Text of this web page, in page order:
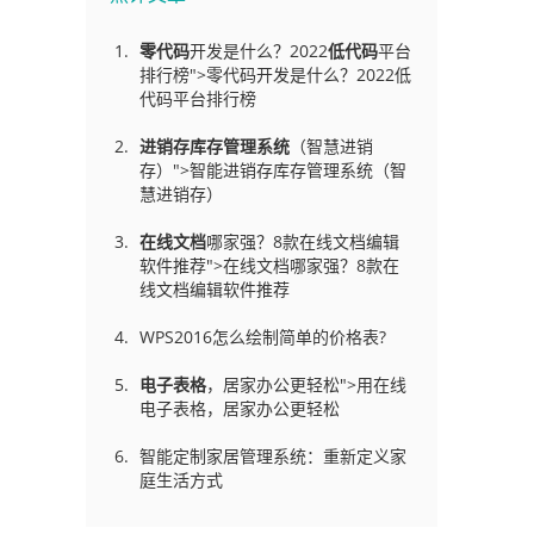
零代码开发是什么？2022低代码平台
排行榜">零代码开发是什么？2022低
代码平台排行榜
进销存库存管理系统 （智慧进销
存）">智能进销存库存管理系统（智
慧进销存）
在线文档哪家强？8款在线文档编辑
软件推荐">在线文档哪家强？8款在
线文档编辑软件推荐
WPS2016怎么绘制简单的价格表?
电子表格，居家办公更轻松">用在线
电子表格，居家办公更轻松
智能定制家居管理系统：重新定义家
庭生活方式